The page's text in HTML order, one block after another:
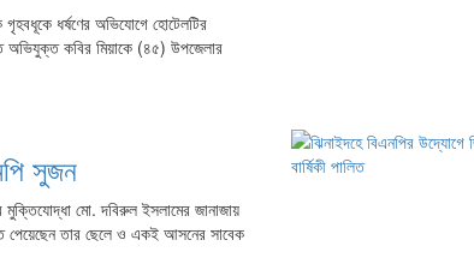
ধর্ষণের অভিযোগে হোটেলটির
অভিযুক্ত কবির মিয়াকে (৪৫) উপজেলার
সুজন
মো. দবিরুল ইসলামের জানাজায়
পেয়েছেন তার ছেলে ও একই আসনের সাবেক